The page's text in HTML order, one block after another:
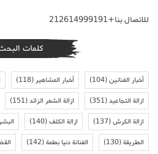
للاتصال بنا+212614999191
كلمات
أخبار الفنانين(104) أخبار المشاهير(118)
ازالة التجاعيد(351) ازالة الشعر الزائد(151)
ازالة الكرش(137) ازالة الكلف(140)
الطريقة(130) الفنانة دنيا بطمة(142)